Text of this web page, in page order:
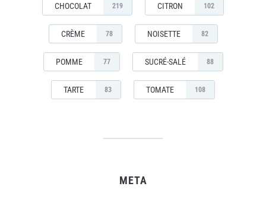
CHOCOLAT 219 CITRON 102
CRÈME 78 NOISETTE 82
POMME 77 SUCRÉ-SALÉ 88
TARTE 83 TOMATE 108
META